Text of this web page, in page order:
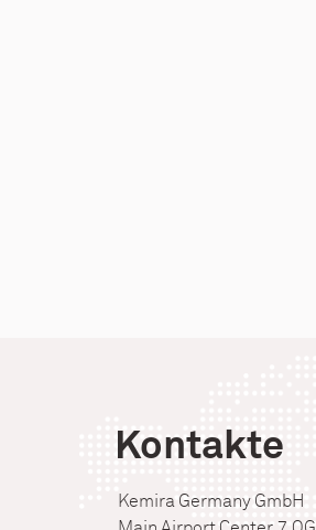
Kontakte
Kemira Germany GmbH